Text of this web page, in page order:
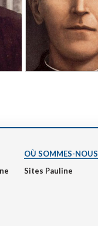
OÙ SOMMES-NOUS
Sites Pauline